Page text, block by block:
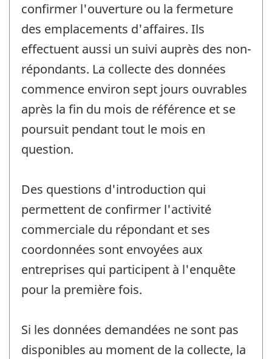
confirmer l'ouverture ou la fermeture
des emplacements d'affaires. Ils
effectuent aussi un suivi auprès des non-
répondants. La collecte des données
commence environ sept jours ouvrables
après la fin du mois de référence et se
poursuit pendant tout le mois en
question.
Des questions d'introduction qui
permettent de confirmer l'activité
commerciale du répondant et ses
coordonnées sont envoyées aux
entreprises qui participent à l'enquête
pour la première fois.
Si les données demandées ne sont pas
disponibles au moment de la collecte, la